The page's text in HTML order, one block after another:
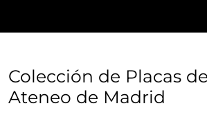
Colección de Placas
Ateneo de Madrid